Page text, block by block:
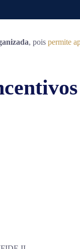
, pois permite